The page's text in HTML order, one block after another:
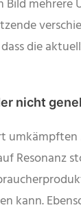
mehrere
die
nicht
Resonanz
kann.